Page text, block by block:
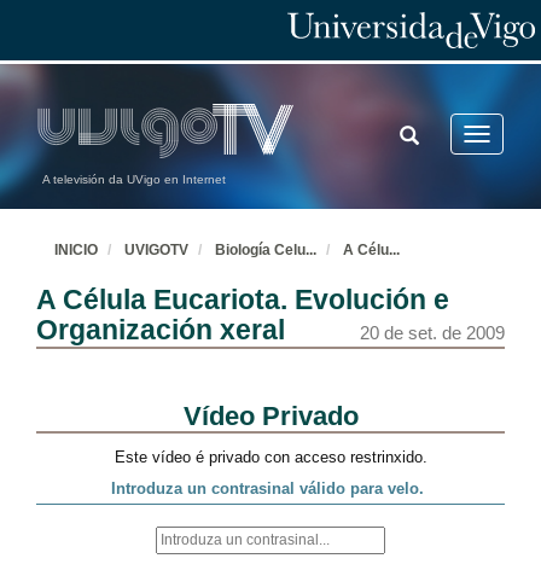
A televisión da UVigo en Internet
Toggle
TOGGLE
SEARCH
INICIO UVIGOTV Biología Celu... A Célu...
A Célula Eucariota. Evolución e
Organización xeral
20 de set. de 2009